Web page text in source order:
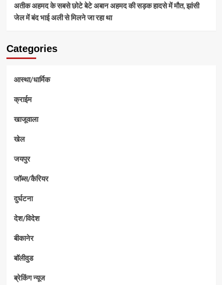
अतीक अहमद के सबसे छोटे बेटे अबान अहमद की सड़क हादसे में मौत, झांसी
जेल में बंद भाई अली से मिलने जा रहा था
Categories
आस्था/धार्मिक
क्राईम
खाजूवाला
खेल
जयपुर
जॉब्स/कैरियर
दुर्घटना
देश/विदेश
बीकानेर
बॉलीवुड
ब्रेकिंग न्यूज